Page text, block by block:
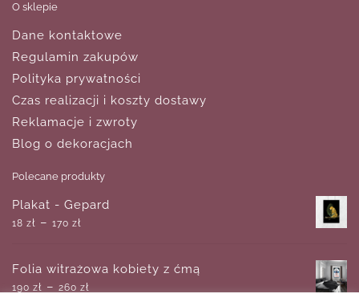
O sklepie
Dane kontaktowe
Regulamin zakupów
Polityka prywatności
Czas realizacji i koszty dostawy
Reklamacje i zwroty
Blog o dekoracjach
Polecane produkty
Plakat - Gepard
18 zł – 170 zł
Folia witrażowa kobiety z ćmą
190 zł – 260 zł